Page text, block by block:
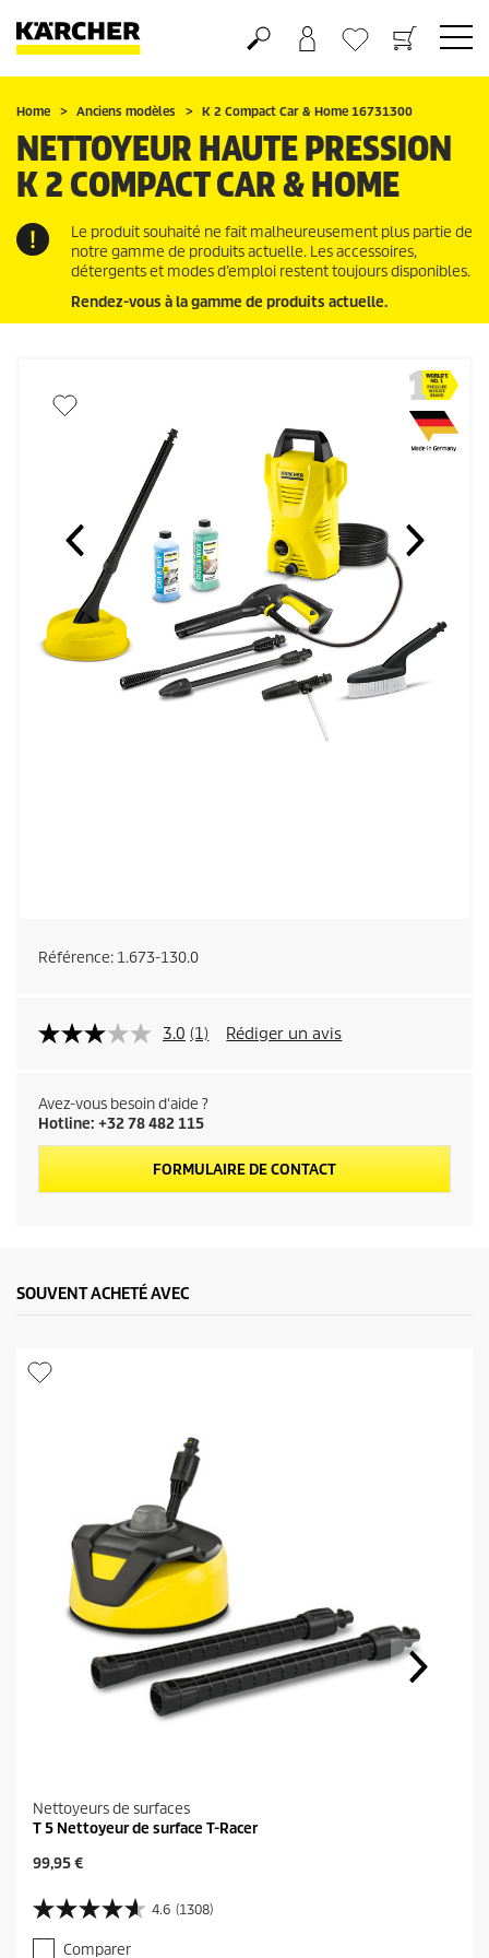
Panier
Mes Favoris
Home Anciens modèles K 2 Compact Car & Home 16731300
NETTOYEUR HAUTE PRESSION
K 2 COMPACT CAR & HOME
Le produit souhaité ne fait malheureusement plus partie de
notre gamme de produits actuelle. Les accessoires,
détergents et modes d’emploi restent toujours disponibles.
Rendez-vous à la gamme de produits actuelle.
Référence: 1.673-130.0
3.0 (1) Rédiger un avis
Avez-vous besoin d'aide ?
Hotline: +32 78 482 115
FORMULAIRE DE CONTACT
SOUVENT ACHETÉ AVEC
Nettoyeurs de surfaces
T 5 Nettoyeur de surface T-Racer
P
i
x
a
99,95 €
4.6 (1308)
4
.
Comparer